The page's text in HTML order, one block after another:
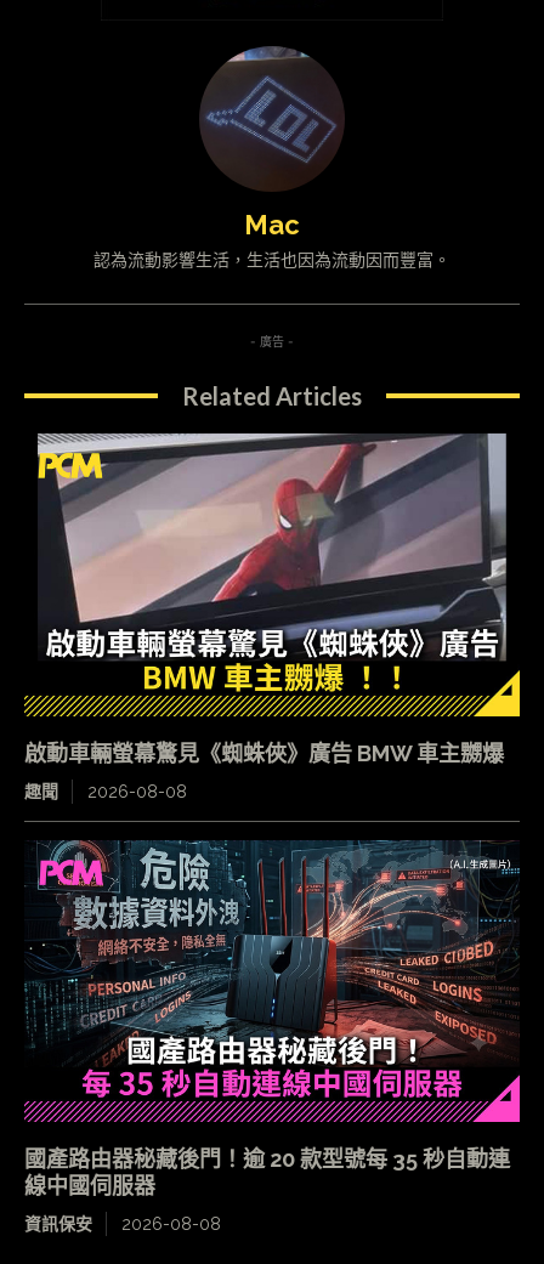
Mac
認為流動影響生活，生活也因為流動因而豐富。
- 廣告 -
Related Articles
啟動車輛螢幕驚見《蜘蛛俠》廣告 BMW 車主嬲爆
趣聞 2026-08-08
國產路由器秘藏後門！逾 20 款型號每 35 秒自動連
線中國伺服器
資訊保安 2026-08-08